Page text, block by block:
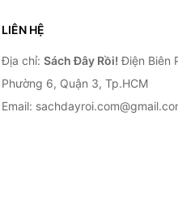
LIÊN HỆ
Địa chỉ: Sách Đây Rồi! Điện Biên
Phường 6, Quận 3, Tp.HCM
Email: